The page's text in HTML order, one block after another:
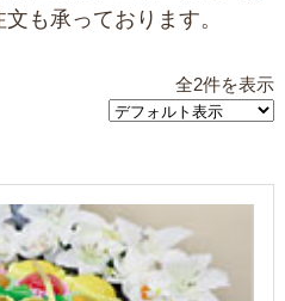
も承っております。
全2件を表示